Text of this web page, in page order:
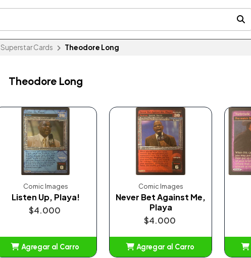
Superstar Cards Theodore Long
Theodore Long
Comic Images
Listen Up, Playa!
$4.000
Agregar al Carro
Comic Images
Never Bet Against Me,
Playa
$4.000
Agregar al Carro